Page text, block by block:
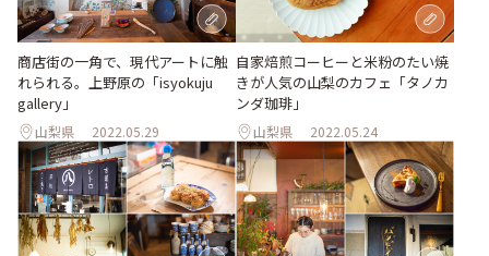
商店街の一角で、現代アートに触
れられる。上野原の「isyokuju
gallery」
山梨県 2022.05.29
自家焙煎コーヒーと米粉のたい焼
きが人気の山梨のカフェ「タノカ
ンダ珈琲」
山梨県 2022.05.24